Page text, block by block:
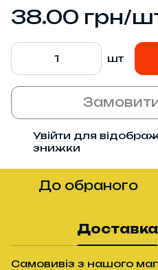
38.00 грн/
шт
Увійти для
знижки
До обраного
Доставка
Самовивіз з нашого